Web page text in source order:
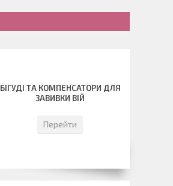
БІГУДІ ТА КОМПЕНСАТОРИ ДЛЯ
ЗАВИВКИ ВІЙ
Перейти